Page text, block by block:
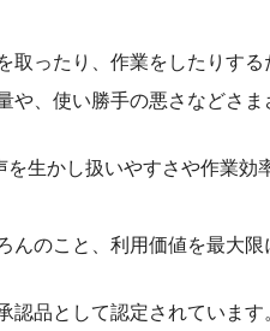
取ったり、作業をしたりす
、使い勝手の悪さなどさま
生かし扱いやすさや作業効
んのこと、利用価値を最大限
品として認定されています